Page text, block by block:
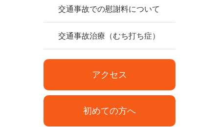
交通事故での慰謝料について
交通事故治療（むち打ち症）
アクセス
初めての方へ